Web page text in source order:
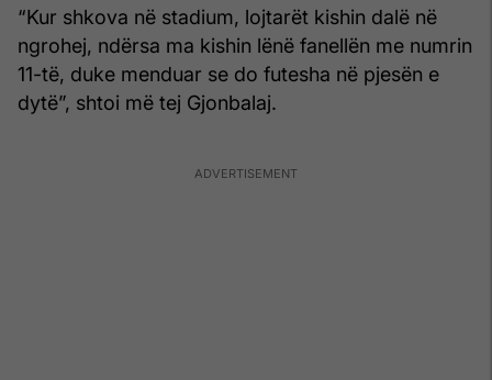
“Kur shkova në stadium, lojtarët kishin dalë në
ngrohej, ndërsa ma kishin lënë fanellën me numrin
11-të, duke menduar se do futesha në pjesën e
dytë”, shtoi më tej Gjonbalaj.